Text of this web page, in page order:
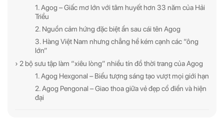
1. Agog – Giấc mơ lớn với tâm huyết hơn 33 năm của Hải
Triều
2. Nguồn cảm hứng đặc biệt ẩn sau cái tên Agog
3. Hàng Việt Nam nhưng chẳng hề kém cạnh các “ông
lớn”
› 2 bộ sưu tập làm “xiêu lòng” nhiều tín đồ thời trang của Agog
1. Agog Hexgonal – Biểu tượng sáng tạo vượt mọi giới hạn
2. Agog Pengonal – Giao thoa giữa vẻ đẹp cổ điển và hiện
đại
ĐĂNG KÝ
(Vui lòng check thư mục Promotion hoặc Spam nếu bạn không thấy email từ Hải
Triều)
ĐĂNG KÝ
(Vui lòng check thư mục Promotion hoặc Spam nếu bạn không thấy email từ Hải
Triều)